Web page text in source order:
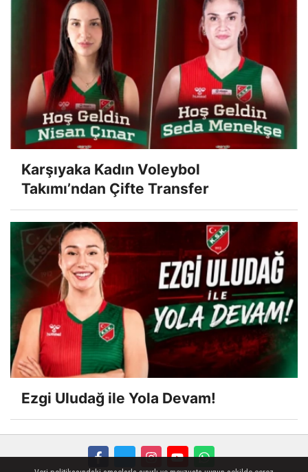
Karşıyaka Kadın Voleybol
Takımı’ndan Çifte Transfer
Ezgi Uludağ ile Yola Devam!